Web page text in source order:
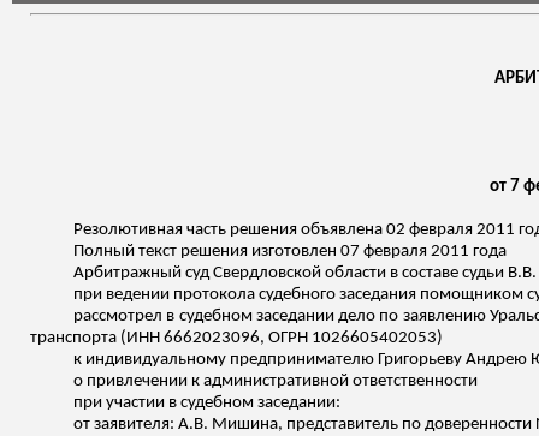
от 7
Резолютивная часть решения объявлена 02 февраля 2011
Полный текст решения изготовлен 07 февраля 2011 года
Арбитражный суд Свердловской области в составе судьи
при ведении протокола судебного заседания помощником
рассмотрел в судебном заседании дело по заявлению
транспорта (ИНН 6662023096, ОГРН 1026605402053)
к индивидуальному предпринимателю Григорьеву
о привлечении к административной ответственности
при участии в судебном заседании:
от заявителя: А.В. Мишина, представитель по